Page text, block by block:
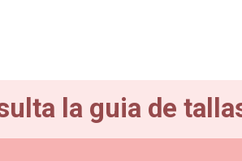
la guia de